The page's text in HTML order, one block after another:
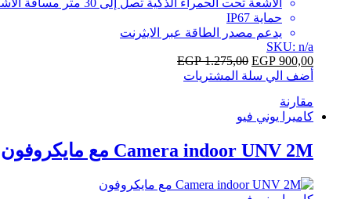
الأشعة تحت الحمراء الذكية تصل إلى 30 متر مسافة الأشعة تحت الحمراء
حماية IP67
يدعم مصدر الطاقة عبر الايثرنت
SKU: n/a
EGP 900,00
EGP1.275,00
أضف الي سلة المشتريات
مقارنة
كاميرا يوني فيو
Camera indoor UNV 2M مع مايكروفون